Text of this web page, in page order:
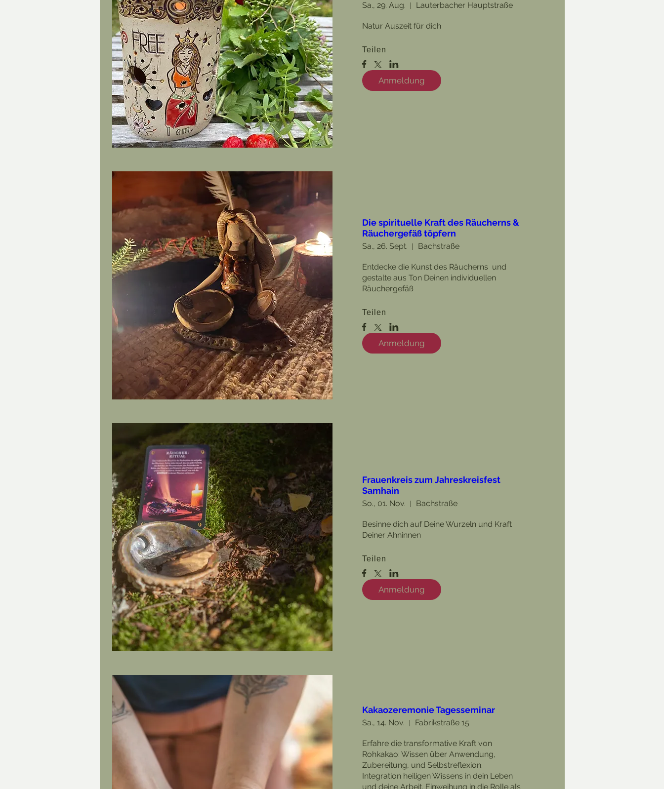
Sa., 29. Aug. Lauterbacher Hauptstraße
Natur Auszeit für dich
Teilen
Anmeldung
Die spirituelle Kraft des Räucherns &
Räuchergefäß töpfern
Sa., 26. Sept. Bachstraße
Entdecke die Kunst des Räucherns  und
gestalte aus Ton Deinen individuellen
Räuchergefäß
Teilen
Anmeldung
Frauenkreis zum Jahreskreisfest
Samhain
So., 01. Nov. Bachstraße
Besinne dich auf Deine Wurzeln und Kraft
Deiner Ahninnen
Teilen
Anmeldung
Kakaozeremonie Tagesseminar
Sa., 14. Nov. Fabrikstraße 15
Erfahre die transformative Kraft von
Rohkakao: Wissen über Anwendung,
Zubereitung, und Selbstreflexion.
Integration heiligen Wissens in dein Leben
und deine Arbeit. Einweihung in die Rolle als